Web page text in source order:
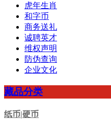
虎年生肖
和字币
商务送礼
诚聘英才
维权声明
防伪查询
企业文化
藏品分类
纸币|硬币